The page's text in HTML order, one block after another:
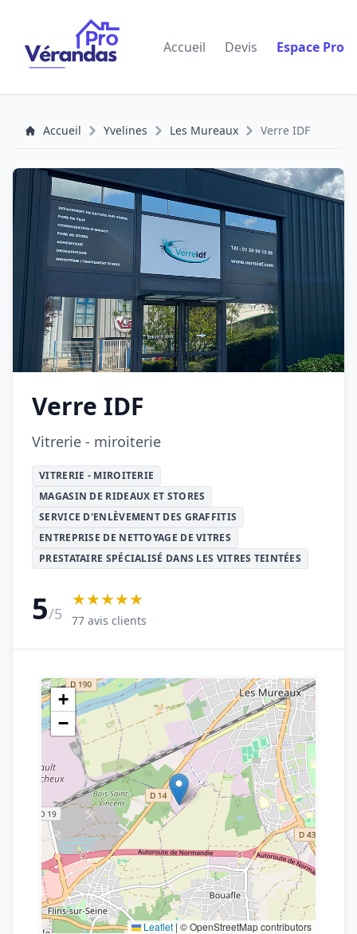
Accueil Devis Espace Pro
Accueil Yvelines Les Mureaux Verre IDF
Verre IDF
Vitrerie - miroiterie
VITRERIE - MIROITERIE
MAGASIN DE RIDEAUX ET STORES
SERVICE D'ENLÈVEMENT DES GRAFFITIS
ENTREPRISE DE NETTOYAGE DE VITRES
PRESTATAIRE SPÉCIALISÉ DANS LES VITRES TEINTÉES
5/5
★★★★★
77 avis clients
+
−
Leaflet |© OpenStreetMap contributors